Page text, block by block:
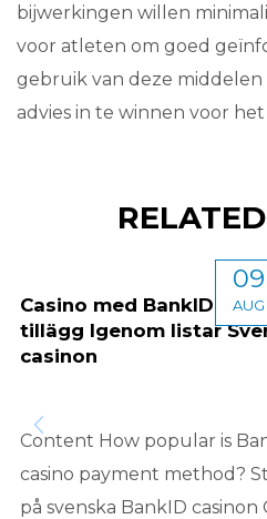
bijwerkingen willen
voor atleten om goed
gebruik van deze middelen
advies in te winnen voor
09
AUG
Casino med BankID
tillägg Igenom listar
casinon
Content How popular is
casino payment method?
på svenska BankID casinon